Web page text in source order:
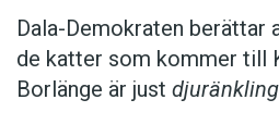
Dala-Demokraten berättar
de katter som kommer till
Borlänge är just